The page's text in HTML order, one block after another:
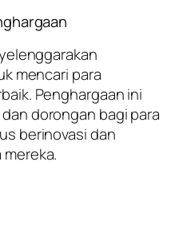
mencari para
Penghargaan ini
dorongan bagi para
berinovasi dan